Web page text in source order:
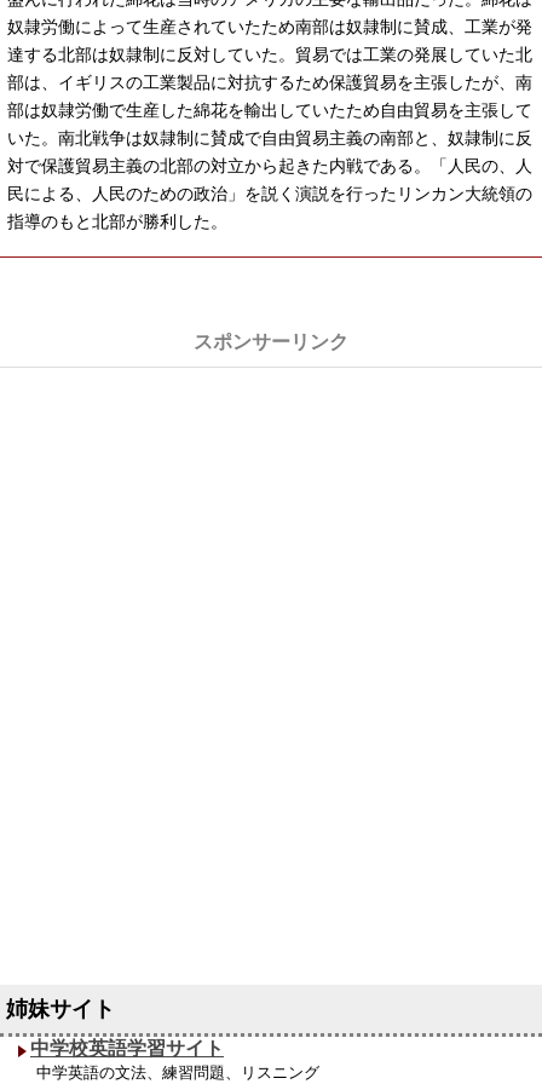
奴隷労働によって生産されていたため南部は奴隷制に賛成、工業が発
達する北部は奴隷制に反対していた。貿易では工業の発展していた北
部は、イギリスの工業製品に対抗するため保護貿易を主張したが、南
部は奴隷労働で生産した綿花を輸出していたため自由貿易を主張して
いた。南北戦争は奴隷制に賛成で自由貿易主義の南部と、奴隷制に反
対で保護貿易主義の北部の対立から起きた内戦である。「人民の、人
民による、人民のための政治」を説く演説を行ったリンカン大統領の
指導のもと北部が勝利した。
中学校英語学習サイト
中学英語の文法、練習問題、リスニング